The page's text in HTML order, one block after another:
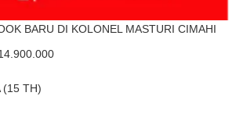
BARU DI KOLONEL MASTURI CIMAHI
(15 TH)